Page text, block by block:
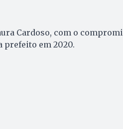
Cardoso, com o
prefeito em 2020.